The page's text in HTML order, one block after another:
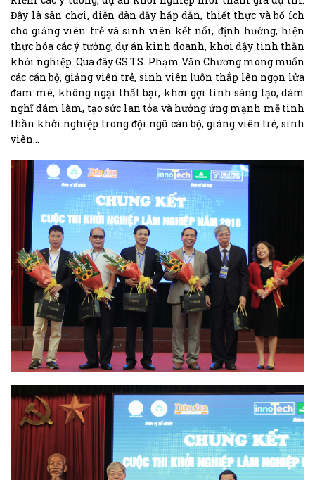
Đây là sân chơi, diễn đàn đầy hấp dẫn, thiết thực và bổ ích
cho giảng viên trẻ và sinh viên kết nối, định hướng, hiện
thực hóa các ý tưởng, dự án kinh doanh, khơi dậy tinh thần
khởi nghiệp. Qua đây GS.TS. Phạm Văn Chương mong muốn
các cán bộ, giảng viên trẻ, sinh viên luôn thắp lên ngọn lửa
đam mê, không ngại thất bại, khơi gợi tính sáng tạo, dám
nghĩ dám làm, tạo sức lan tỏa và hưởng ứng mạnh mẽ tinh
thần khởi nghiệp trong đội ngũ cán bộ, giảng viên trẻ, sinh
viên…